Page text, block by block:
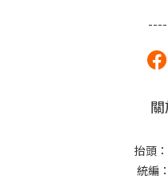
抬頭
統編